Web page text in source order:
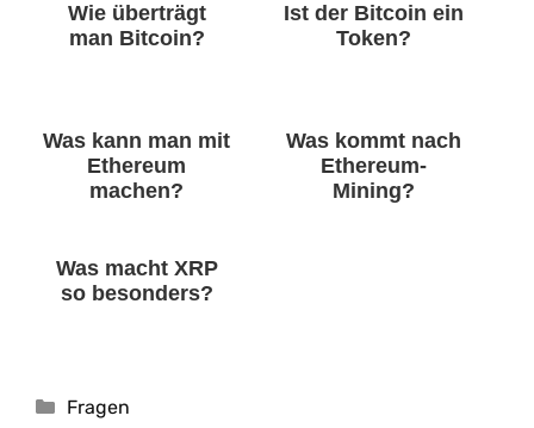
Wie überträgt
man Bitcoin?
Ist der Bitcoin ein
Token?
Was kann man mit
Ethereum
machen?
Was kommt nach
Ethereum-
Mining?
Was macht XRP
so besonders?
Kategorien
Fragen